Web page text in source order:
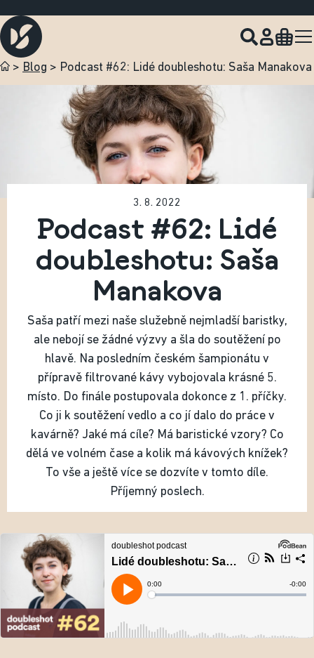
> Blog > Podcast #62: Lidé doubleshotu: Saša Manakova
3. 8. 2022
Podcast #62: Lidé
doubleshotu: Saša
Manakova
Saša patří mezi naše služebně nejmladší baristky,
ale nebojí se žádné výzvy a šla do soutěžení po
hlavě. Na posledním českém šampionátu v
přípravě filtrované kávy vybojovala krásné 5.
místo. Do finále postupovala dokonce z 1. příčky.
Co ji k soutěžení vedlo a co jí dalo do práce v
kavárně? Jaké má cíle? Má baristické vzory? Co
dělá ve volném čase a kolik má kávových knížek?
To vše a ještě více se dozvíte v tomto díle.
Příjemný poslech.